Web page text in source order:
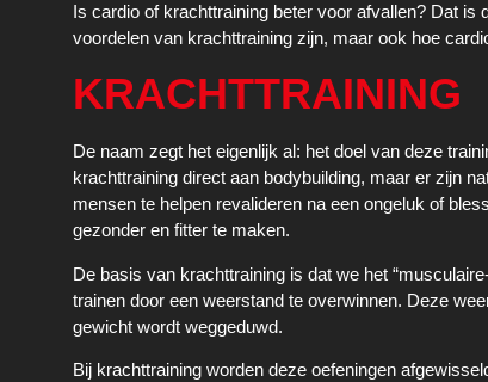
Is cardio of krachttraining beter voor afvallen? Dat is
voordelen van krachttraining zijn, maar ook hoe
KRACHTTRAINING
De naam zegt het eigenlijk al: het doel van deze
krachttraining direct aan bodybuilding, maar er zijn
mensen te helpen revalideren na een ongeluk of
gezonder en fitter te maken.
De basis van krachttraining is dat we het
trainen door een weerstand te overwinnen. Deze
gewicht wordt weggeduwd.
Bij krachttraining worden deze oefeningen